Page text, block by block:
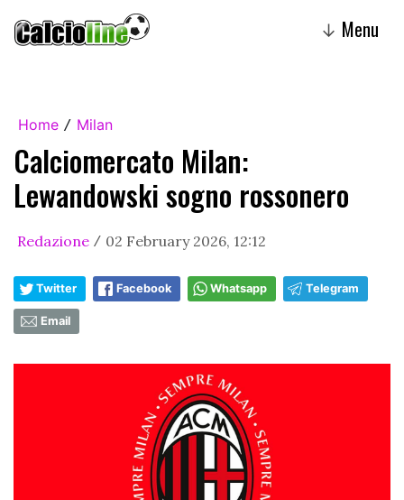
↓ Menu
Home / Milan
Calciomercato Milan:
Lewandowski sogno rossonero
Redazione / 02 February 2026, 12:12
Twitter Facebook Whatsapp Telegram
Email